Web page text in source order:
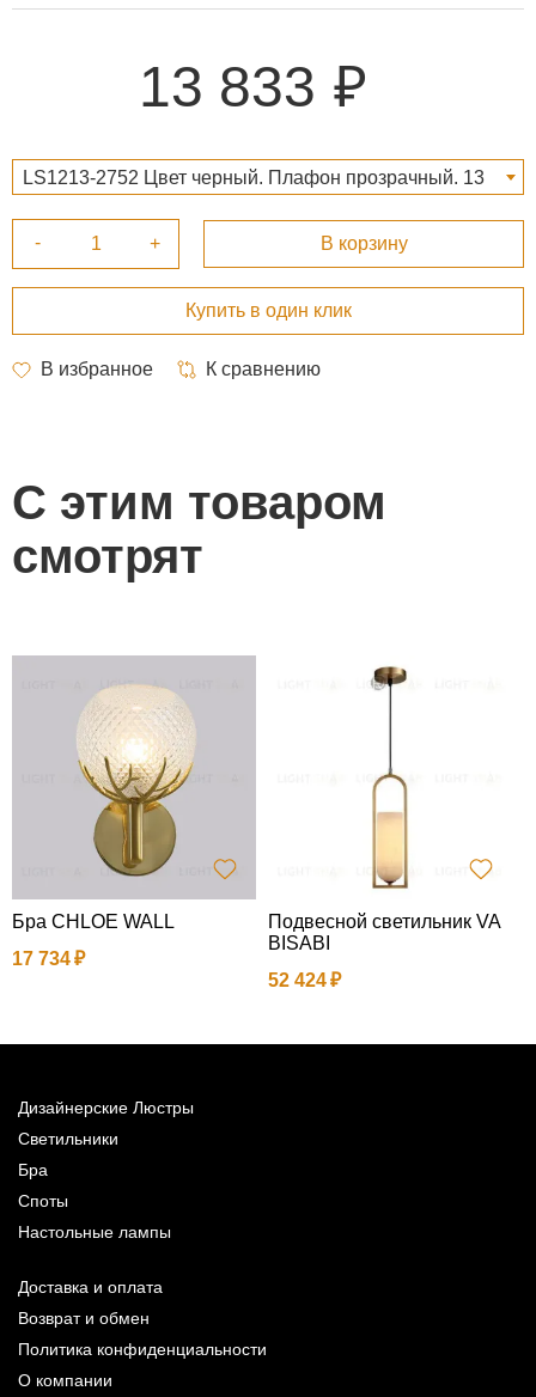
13 833
LS1213-2752 Цвет черный. Плафон прозрачный. 13
С этим товаром
смотрят
Бра CHLOE WALL
17 734
Подвесной светильник VA
BISABI
52 424
Дизайнерские Люстры
Светильники
Бра
Споты
Настольные лампы
Доставка и оплата
Возврат и обмен
Политика конфиденциальности
О компании